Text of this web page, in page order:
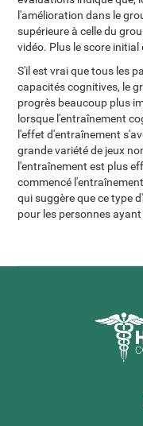
l'amélioration dans le
supérieure à celle du
vidéo. Plus le score
S'il est vrai que tous les
capacités cognitives, le
progrès beaucoup plus
lorsque l'entraînement
l'effet d'entraînement
grande variété de jeux
l'entraînement est plus
commencé
qui suggère que ce type
pour les personnes